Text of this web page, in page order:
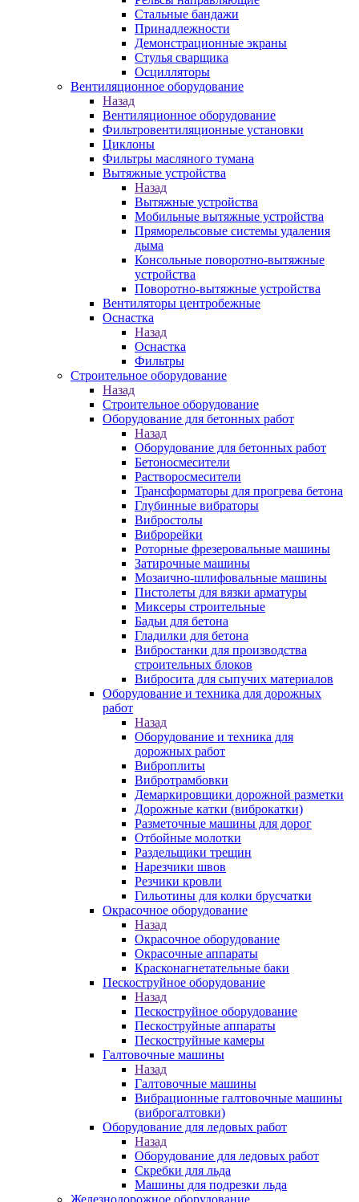
Стальные бандажи
Принадлежности
Демонстрационные экраны
Стулья сварщика
Осцилляторы
Вентиляционное оборудование
Назад
Вентиляционное оборудование
Фильтровентиляционные установки
Циклоны
Фильтры масляного тумана
Вытяжные устройства
Назад
Вытяжные устройства
Мобильные вытяжные устройства
Пряморельсовые системы удаления
дыма
Консольные поворотно-вытяжные
устройства
Поворотно-вытяжные устройства
Вентиляторы центробежные
Оснастка
Назад
Оснастка
Фильтры
Строительное оборудование
Назад
Строительное оборудование
Оборудование для бетонных работ
Назад
Оборудование для бетонных работ
Бетоносмесители
Растворосмесители
Трансформаторы для прогрева бетона
Глубинные вибраторы
Вибростолы
Виброрейки
Роторные фрезеровальные машины
Затирочные машины
Мозаично-шлифовальные машины
Пистолеты для вязки арматуры
Миксеры строительные
Бадьи для бетона
Гладилки для бетона
Вибростанки для производства
строительных блоков
Вибросита для сыпучих материалов
Оборудование и техника для дорожных
работ
Назад
Оборудование и техника для
дорожных работ
Виброплиты
Вибротрамбовки
Демаркировщики дорожной разметки
Дорожные катки (виброкатки)
Разметочные машины для дорог
Отбойные молотки
Раздельщики трещин
Нарезчики швов
Резчики кровли
Гильотины для колки брусчатки
Окрасочное оборудование
Назад
Окрасочное оборудование
Окрасочные аппараты
Красконагнетательные баки
Пескоструйное оборудование
Назад
Пескоструйное оборудование
Пескоструйные аппараты
Пескоструйные камеры
Галтовочные машины
Назад
Галтовочные машины
Вибрационные галтовочные машины
(виброгалтовки)
Оборудование для ледовых работ
Назад
Оборудование для ледовых работ
Скребки для льда
Машины для подрезки льда
Железнодорожное оборудование